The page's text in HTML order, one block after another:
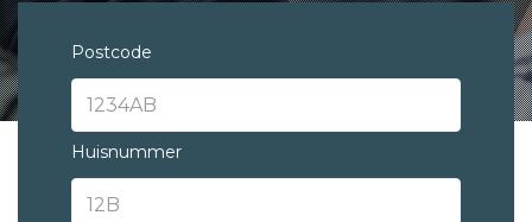
Postcode
Huisnummer